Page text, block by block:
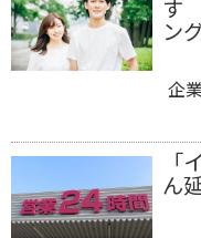
す
ン
企
ん